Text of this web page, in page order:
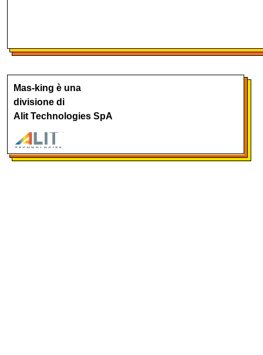
Mas-king è una
divisione di
Alit Technologies SpA